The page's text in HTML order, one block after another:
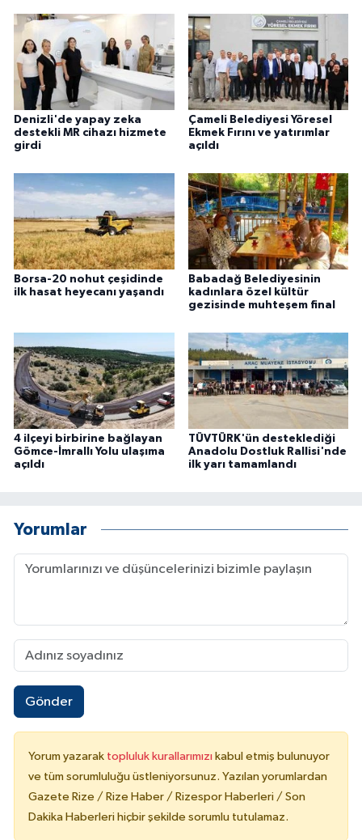
Denizli'de yapay zeka
destekli MR cihazı hizmete
girdi
Çameli Belediyesi Yöresel
Ekmek Fırını ve yatırımlar
açıldı
Borsa-20 nohut çeşidinde
ilk hasat heyecanı yaşandı
Babadağ Belediyesinin
kadınlara özel kültür
gezisinde muhteşem final
4 ilçeyi birbirine bağlayan
Gömce-İmrallı Yolu ulaşıma
açıldı
TÜVTÜRK'ün desteklediği
Anadolu Dostluk Rallisi'nde
ilk yarı tamamlandı
Yorumlar
Gönder
Yorum yazarak topluluk kurallarımızı kabul etmiş bulunuyor
ve tüm sorumluluğu üstleniyorsunuz. Yazılan yorumlardan
Gazete Rize / Rize Haber / Rizespor Haberleri / Son
Dakika Haberleri hiçbir şekilde sorumlu tutulamaz.